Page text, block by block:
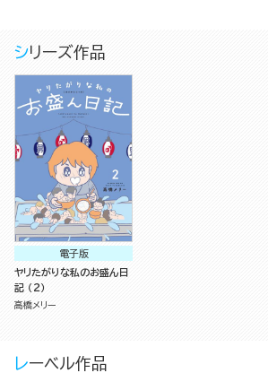
シリーズ作品
電子版
ヤリたがりな私のお盛ん日
記 （2）
高橋メリー
レーベル作品